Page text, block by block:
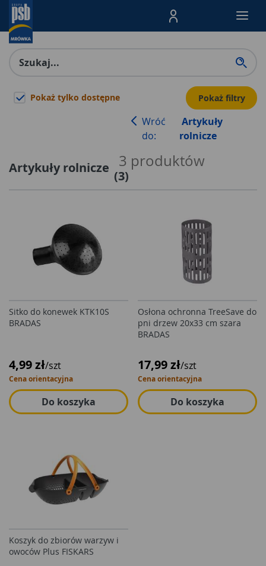
Menu Produktów,
Pokaż tylko dostępne Pokaż filtry
Wróć
do:
Artykuły
rolnicze
Artykuły rolnicze 3 produktów
(3)
Sitko do konewek KTK10S
BRADAS
4,99 zł/szt
Cena orientacyjna
Do koszyka
Osłona ochronna TreeSave do
pni drzew 20x33 cm szara
BRADAS
17,99 zł/szt
Cena orientacyjna
Do koszyka
Koszyk do zbiorów warzyw i
owoców Plus FISKARS